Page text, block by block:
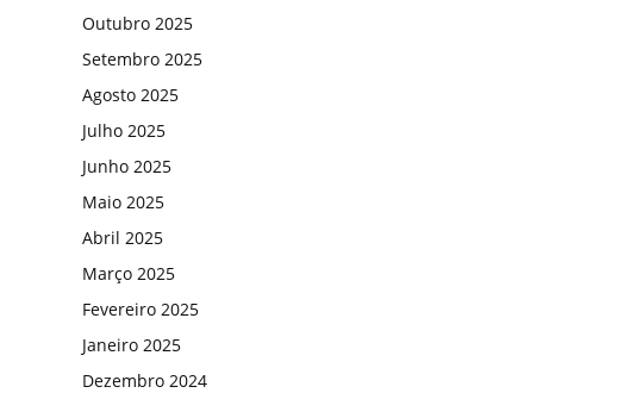
Outubro 2025
Setembro 2025
Agosto 2025
Julho 2025
Junho 2025
Maio 2025
Abril 2025
Março 2025
Fevereiro 2025
Janeiro 2025
Dezembro 2024